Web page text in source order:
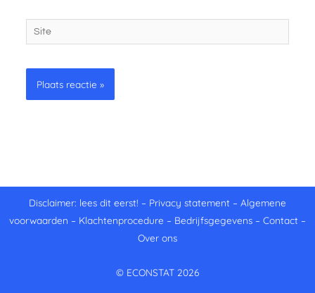
Site
Disclaimer: lees dit eerst! – Privacy statement – Algemene
voorwaarden – Klachtenprocedure – Bedrijfsgegevens – Contact –
Over ons
© ECONSTAT 2026